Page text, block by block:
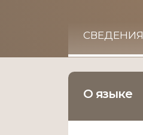
СВЕДЕНИЯ
О языке